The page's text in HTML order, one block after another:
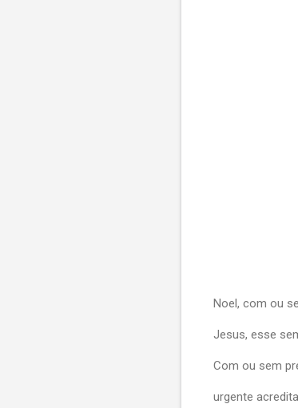
Noel, com ou
Jesus, esse
Com ou sem
urgente